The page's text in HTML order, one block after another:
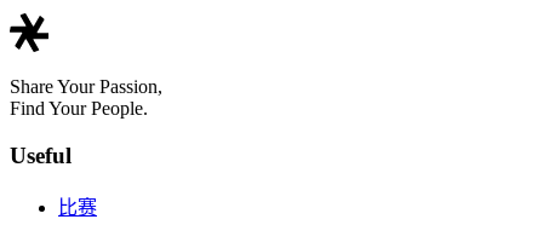
Share Your Passion,
Find Your People.
Useful
比赛